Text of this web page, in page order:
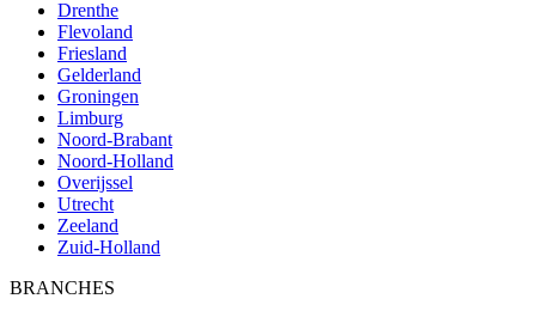
Drenthe
Flevoland
Friesland
Gelderland
Groningen
Limburg
Noord-Brabant
Noord-Holland
Overijssel
Utrecht
Zeeland
Zuid-Holland
BRANCHES